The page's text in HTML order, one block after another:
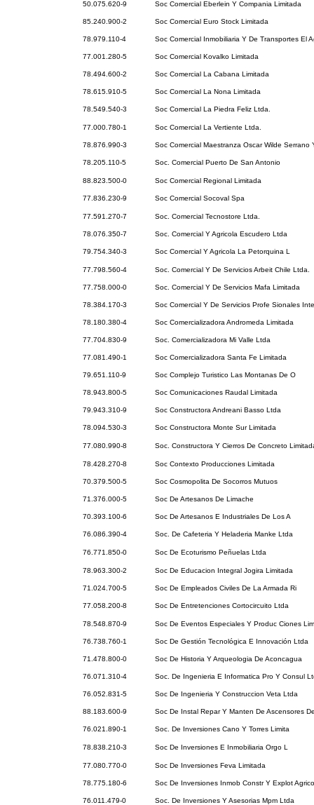
50.075.620-9 Soc Comercial Eberlein Y Compania Limitada
85.240.900-2 Soc Comercial Euro Stock Limitada
78.979.110-4 Soc Comercial Inmobiliaria Y De Transportes El
77.001.280-5 Soc Comercial Kovalko Limitada
78.494.600-2 Soc Comercial La Cabana Limitada
78.615.910-5 Soc Comercial La Nona Limitada
78.549.540-3 Soc Comercial La Piedra Feliz Ltda.
77.000.780-1 Soc Comercial La Vertiente Ltda.
78.876.990-3 Soc Comercial Maestranza Oscar Wilde Serrano
78.205.110-5 Soc. Comercial Puerto De San Antonio
88.823.500-0 Soc Comercial Regional Limitada
77.836.230-9 Soc Comercial Socoval Spa
77.591.270-7 Soc. Comercial Tecnostore Ltda.
78.076.350-7 Soc. Comercial Y Agricola Escudero Ltda
79.754.340-3 Soc Comercial Y Agricola La Petorquina L
77.798.560-4 Soc. Comercial Y De Servicios Arbeit Chile Ltda.
77.758.000-0 Soc. Comercial Y De Servicios Mafa Limitada
78.384.170-3 Soc Comercial Y De Servicios Profe Sionales
78.180.380-4 Soc Comercializadora Andromeda Limitada
77.704.830-9 Soc. Comercializadora Mi Valle Ltda
77.081.490-1 Soc Comercializadora Santa Fe Limitada
79.651.110-9 Soc Complejo Turistico Las Montanas De O
78.943.800-5 Soc Comunicaciones Raudal Limitada
79.943.310-9 Soc Constructora Andreani Basso Ltda
78.094.530-3 Soc Constructora Monte Sur Limitada
77.080.990-8 Soc. Constructora Y Cierros De Concreto
78.428.270-8 Soc Contexto Producciones Limitada
70.379.500-5 Soc Cosmopolita De Socorros Mutuos
71.376.000-5 Soc De Artesanos De Limache
70.393.100-6 Soc De Artesanos E Industriales De Los A
76.086.390-4 Soc. De Cafeteria Y Heladeria Manke Ltda
76.771.850-0 Soc De Ecoturismo Peñuelas Ltda
78.963.300-2 Soc De Educacion Integral Jogira Limitada
71.024.700-5 Soc De Empleados Civiles De La Armada Ri
77.058.200-8 Soc De Entretenciones Cortocircuito Ltda
78.548.870-9 Soc De Eventos Especiales Y Produc Ciones
76.738.760-1 Soc De Gestión Tecnológica E Innovación Ltda
71.478.800-0 Soc De Historia Y Arqueologia De Aconcagua
76.071.310-4 Soc. De Ingenieria E Informatica Pro Y Consul
76.052.831-5 Soc De Ingenieria Y Construccion Veta Ltda
88.183.600-9 Soc De Instal Repar Y Manten De Ascensores
76.021.890-1 Soc. De Inversiones Cano Y Torres Limita
78.838.210-3 Soc De Inversiones E Inmobiliaria Orgo L
77.080.770-0 Soc De Inversiones Feva Limitada
78.775.180-6 Soc De Inversiones Inmob Constr Y Explot
76.011.479-0 Soc. De Inversiones Y Asesorias Mpm Ltda